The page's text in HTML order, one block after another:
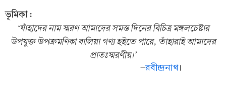
ভূমিকা :
‘যাঁহাদের নাম স্মরণ আমাদের সমস্ত দিনের বিচিত্র মঙ্গলচেষ্টার
উপযুক্ত উপক্রমণিকা বালিয়া গণ্য হইতে পারে, তাঁহারাই আমাদের
প্রাতঃস্মরণীয়।’
-রবীন্দ্রনাথ।